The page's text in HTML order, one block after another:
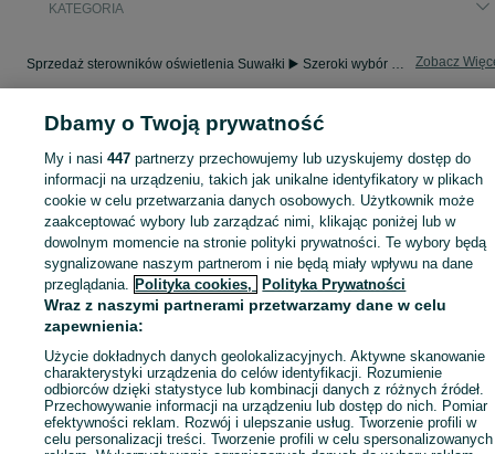
KATEGORIA
Sprzedaż sterowników oświetlenia Suwałki ▶️ Szeroki wybór różnych marek w atrakcyjnych cenach ✅ Nowe i używane ☝ Sprawdź oferty i kupuj na OLX.pl! Zobacz
Mapa kategorii
Mapa miejscowości
Mapa ministron
Popularne wyszukiwania
Dbamy o Twoją prywatność
My i nasi447 partnerzy przechowujemy lub uzyskujemy dostęp do
informacji na urządzeniu, takich jak unikalne identyfikatory w plikach
cookie w celu przetwarzania danych osobowych. Użytkownik może
zaakceptować wybory lub zarządzać nimi, klikając poniżej lub w
dowolnym momencie na stronie polityki prywatności. Te wybory będą
sygnalizowane naszym partnerom i nie będą miały wpływu na dane
przeglądania. Polityka cookies, Polityka Prywatności
Wraz z naszymi partnerami przetwarzamy dane w celu
zapewnienia:
Użycie dokładnych danych geolokalizacyjnych. Aktywne skanowanie
charakterystyki urządzenia do celów identyfikacji. Rozumienie
odbiorców dzięki statystyce lub kombinacji danych z różnych źródeł.
Przechowywanie informacji na urządzeniu lub dostęp do nich. Pomiar
efektywności reklam. Rozwój i ulepszanie usług. Tworzenie profili w
celu personalizacji treści. Tworzenie profili w celu spersonalizowanych